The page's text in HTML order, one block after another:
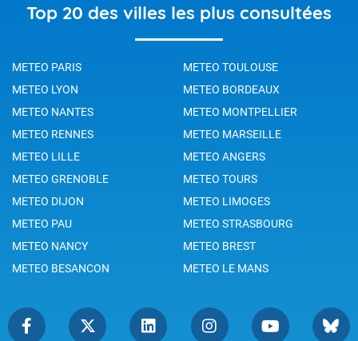
Top 20 des villes les plus consultées
METEO PARIS
METEO TOULOUSE
METEO LYON
METEO BORDEAUX
METEO NANTES
METEO MONTPELLIER
METEO RENNES
METEO MARSEILLE
METEO LILLE
METEO ANGERS
METEO GRENOBLE
METEO TOURS
METEO DIJON
METEO LIMOGES
METEO PAU
METEO STRASBOURG
METEO NANCY
METEO BREST
METEO BESANCON
METEO LE MANS